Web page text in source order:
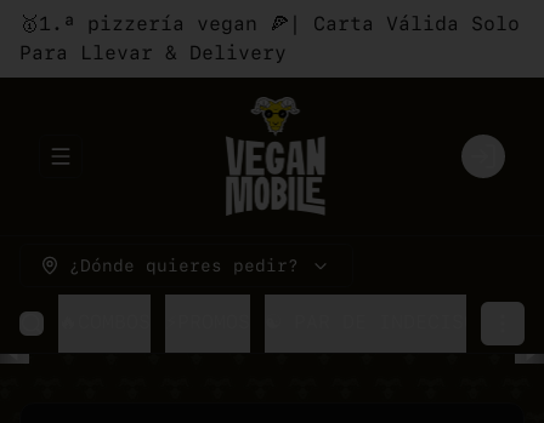
🥇1.ª pizzería vegan 🍕| Carta Válida Solo
Para Llevar & Delivery
Abrir menu de navegación Login
¿Dónde quieres pedir?